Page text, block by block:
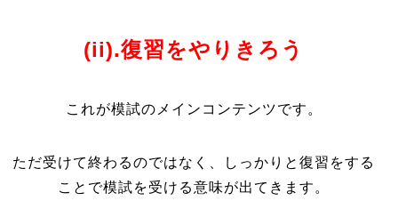
(ii).復習をやりきろう
これが模試のメインコンテンツです。
ただ受けて終わるのではなく、しっかりと復習をする
ことで模試を受ける意味が出てきます。